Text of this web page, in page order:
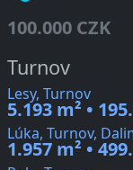
100.000 CZK
Turnov
Lesy, Turnov
5.193 m² •
Lúka, Turnov,
1.957 m² •